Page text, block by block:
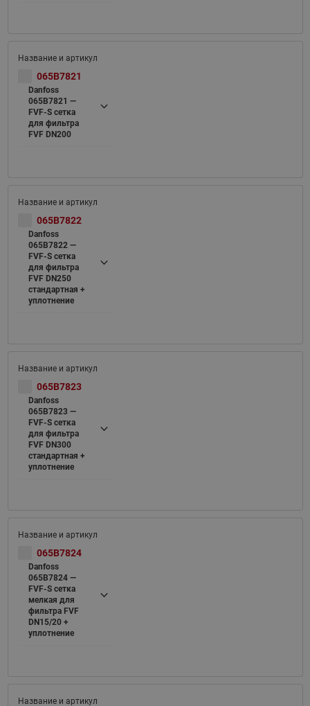
065B7821
Danfoss
065B7821 —
FVF-S cетка
для фильтра
FVF DN200
065B7822
Danfoss
065B7822 —
FVF-S cетка
для фильтра
FVF DN250
стандартная +
уплотнение
065B7823
Danfoss
065B7823 —
FVF-S cетка
для фильтра
FVF DN300
стандартная +
уплотнение
065B7824
Danfoss
065B7824 —
FVF-S cетка
мелкая для
фильтра FVF
DN15/20 +
уплотнение